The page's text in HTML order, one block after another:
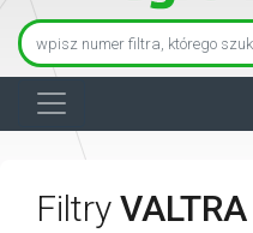
Filtry